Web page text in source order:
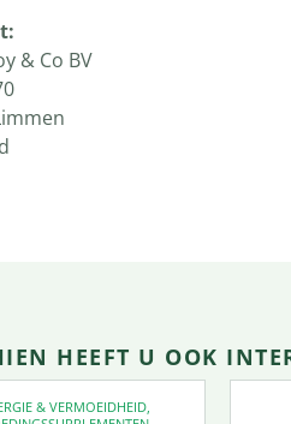
HEEFT U OOK
& VERMOEIDHEID,